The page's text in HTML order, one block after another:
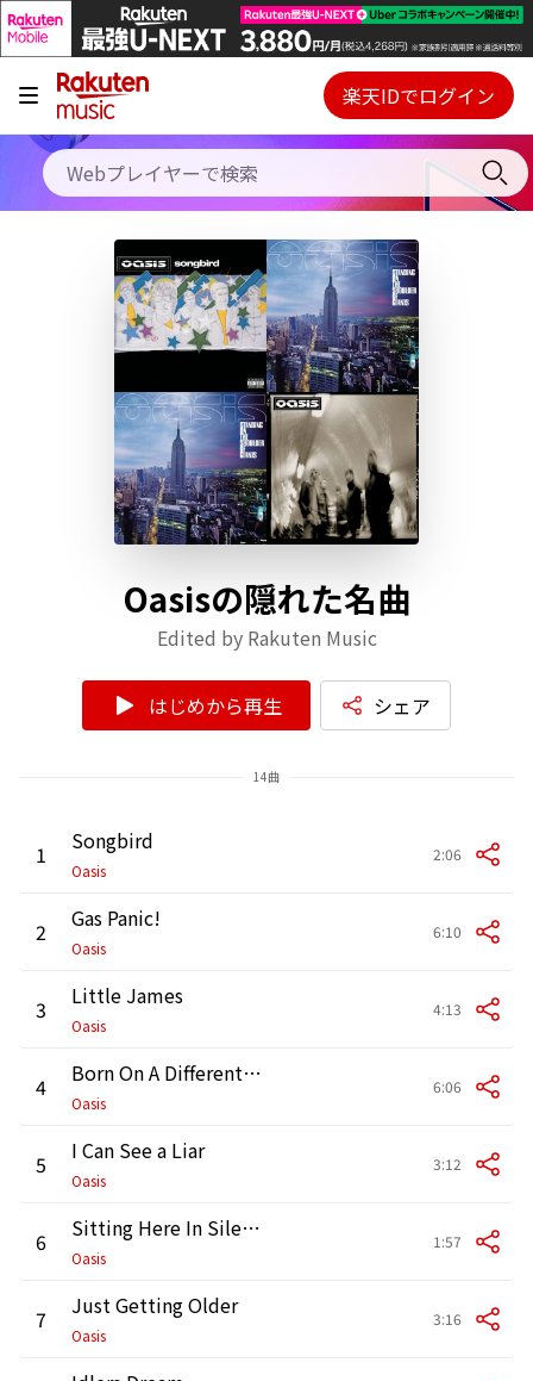
キャンペーン
料金プラン
使い方
初回30日間無料お試し
Webプレイヤー
ご契約内容の確認・変更
楽天IDでログイン
Oasisの隠れた名曲
Edited by Rakuten Music
はじめから再生 シェア
14曲
1 Songbird
Oasis
2:06
2 Gas Panic!
Oasis
6:10
3 Little James
Oasis
4:13
4 Born On A Different Cloud
Oasis
6:06
5 I Can See a Liar
Oasis
3:12
6 Sitting Here In Silence (On My Own)
Oasis
1:57
7 Just Getting Older
Oasis
3:16